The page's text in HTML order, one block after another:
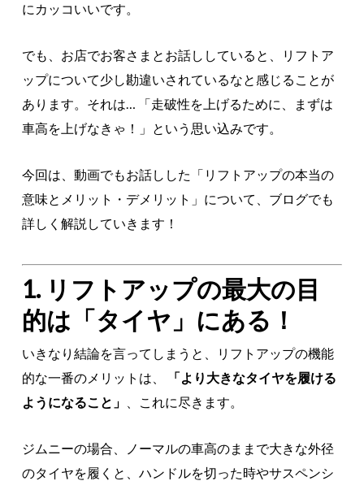
にカッコいいです。
でも、お店でお客さまとお話ししていると、リフトア
ップについて少し勘違いされているなと感じることが
あります。それは… 「走破性を上げるために、まずは
車高を上げなきゃ！」という思い込みです。
今回は、動画でもお話しした「リフトアップの本当の
意味とメリット・デメリット」について、ブログでも
詳しく解説していきます！
1. リフトアップの最大の目
的は「タイヤ」にある！
いきなり結論を言ってしまうと、リフトアップの機能
的な一番のメリットは、
「より大きなタイヤを履ける
ようになること」
、これに尽きます。
ジムニーの場合、ノーマルの車高のままで大きな外径
のタイヤを履くと、ハンドルを切った時やサスペンシ